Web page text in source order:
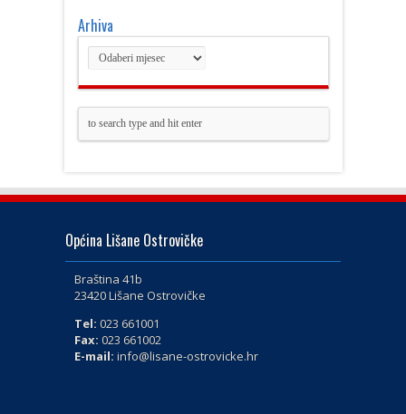
Arhiva
Općina Lišane Ostrovičke
Braština 41b
23420 Lišane Ostrovičke
Tel: 023 661001
Fax: 023 661002
E-mail: info@lisane-ostrovicke.hr